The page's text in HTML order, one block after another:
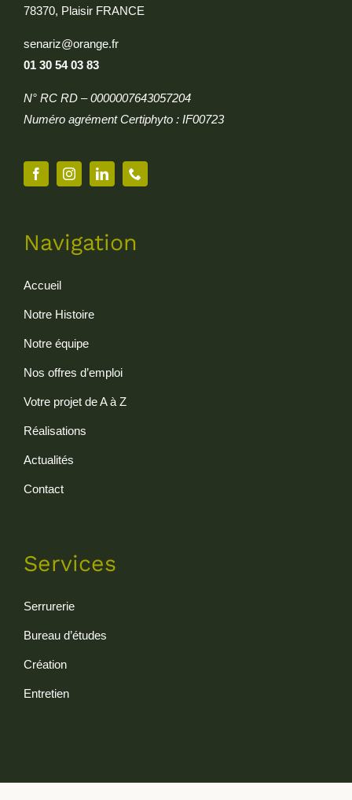
78370, Plaisir FRANCE
senariz@orange.fr
01 30 54 03 83
N° RC RD – 0000007643057204
Numéro agrément Certiphyto : IF00723
Navigation
Accueil
Notre Histoire
Notre équipe
Nos offres d’emploi
Votre projet de A à Z
Réalisations
Actualités
Contact
Services
Serrurerie
Bureau d’études
Création
Entretien